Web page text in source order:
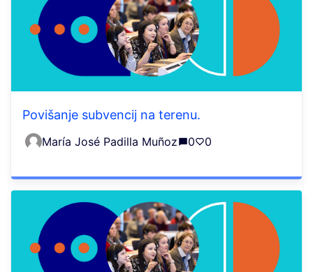
Povišanje subvencij na terenu.
María José Padilla Muñoz 0 0